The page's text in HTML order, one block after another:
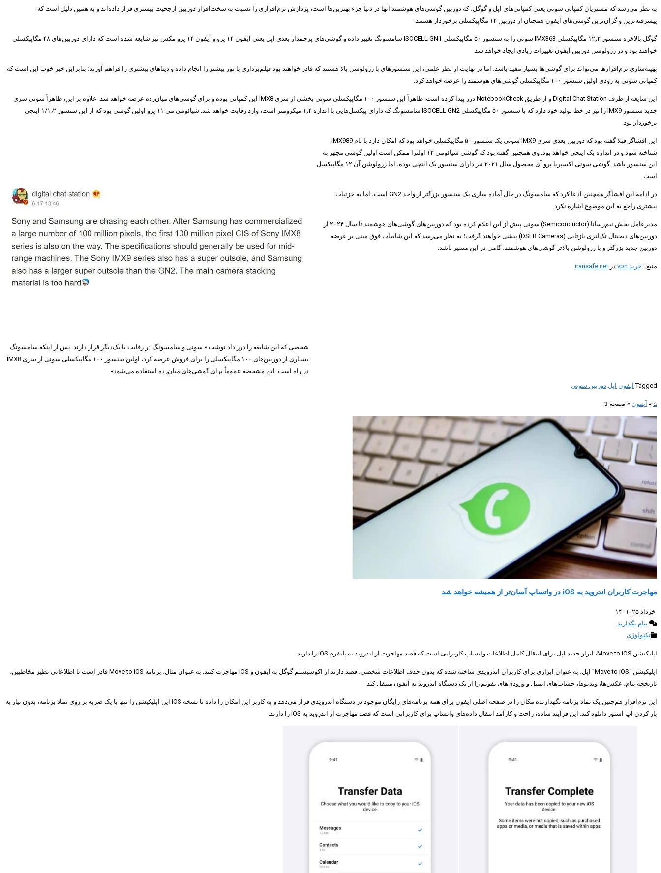
به نظر می‌رسد که مشتریان کمپانی سونی یعنی کمپانی‌های اپل و گوگل، که دوربین گوشی‌های هوشمند آنها در دنیا جزء بهترین‌ها است، پردازش نرم‌افزاری را نسبت به سخت‌افزار دوربین ارجحیت بیشتری قرار داده‌اند و به همین دلیل است که
پیشرفته‌ترین و گران‌ترین گوشی‌های آیفون همچنان از دوربین ۱۲ مگاپیکسلی برخوردار هستند.
گوگل بالاخره سنسور ۱۲٫۲ مگاپیکسلی IMX363 سونی را به سنسور ۵۰ مگاپیکسلی ISOCELL GN1 سامسونگ تغییر داده و گوشی‌های پرچمدار بعدی اپل یعنی آیفون ۱۴ پرو و آیفون ۱۴ پرو مکس نیز شایعه شده است که دارای دوربین‌های ۴۸ مگاپیکسلی
خواهند بود و در رزولوشن دوربین آیفون تغییرات زیادی ایجاد خواهد شد.
بهینه‌سازی نرم‌افزارها می‌تواند برای گوشی‌ها بسیار مفید باشد، اما در نهایت از نظر علمی، این سنسورهای با رزولوشن بالا هستند که قادر خواهند بود فیلم‌برداری با نور بیشتر را انجام داده و دیتاهای بیشتری را فراهم آورند؛ بنابراین خبر خوب این است که
کمپانی سونی به زودی اولین سنسور ۱۰۰ مگاپیکسلی گوشی‌های هوشمند را عرضه خواهد کرد.
این شایعه از طرف Digital Chat Station و از طریق NotebookCheck درز پیدا کرده است. ظاهراً این سنسور ۱۰۰ مگاپیکسلی سونی بخشی از سری IMX8 این کمپانی بوده و برای گوشی‌های میان‌رده عرضه خواهد شد. علاوه بر این، ظاهراً سونی سری
جدید سنسور IMX9 را نیز در خط تولید خود دارد که با سنسور ۵۰ مگاپیکسلی ISOCELL GN2 سامسونگ که دارای پیکسل‌هایی با اندازه ۱٫۴ میکرومتر است، وارد رقابت خواهد شد. شیائومی می ۱۱ پرو اولین گوشی بود که از این سنسور ۱/۱٫۲ اینچی
برخوردار بود.
شخصی که این شایعه را درز داد نوشت:« سونی و سامسونگ در رقابت با یک‌دیگر قرار دارند. پس از اینکه سامسونگ
بسیاری از دوربین‌های ۱۰۰ مگاپیکسلی را برای فروش عرضه کرد، اولین سنسور ۱۰۰ مگاپیکسلی سونی از سری IMX8
در راه است. این مشخصه عموماً برای گوشی‌های میان‌رده استفاده می‌شود»
این افشاگر قبلا گفته بود که دوربین بعدی سری IMX9 سونی یک سنسور ۵۰ مگاپیکسلی خواهد بود که امکان دارد با نام IMX989
شناخته شود و در اندازه یک اینچی خواهد بود. وی همچنین گفته بود که گوشی شیائومی ۱۲ اولترا ممکن است اولین گوشی مجهز به
این سنسور باشد. گوشی سونی اکسپریا پرو آی محصول سال ۲۰۲۱ نیز دارای سنسور یک اینچی بوده، اما رزولوشن آن ۱۲ مگاپیکسل
است.
در ادامه این افشاگر همچنین ادعا کرد که سامسونگ در حال آماده سازی یک سنسور بزرگتر از واحد GN2 است، اما به جزئیات
بیشتری راجع به این موضوع اشاره نکرد.
مدیرعامل بخش نیم‌رسانا (Semiconductor) سونی پیش از این اعلام کرده بود که دوربین‌های گوشی‌های هوشمند تا سال ۲۰۲۴ از
دوربین‌های دیجیتال تک‌لنزی بازتابی (DSLR Cameras) پیشی خواهند گرفت؛ به نظر می‌رسد که این شایعات فوق مبنی بر عرضه
دوربین‌ جدید بزرگتر و با رزولوشن بالاتر گوشی‌های هوشمند، گامی در این مسیر باشد.
منبع : خرید vpn در iransafe.net
Tagged آیفون اپل دوربین سونی
⌂
» آیفون » صفحه 3
مهاجرت کاربران اندروید به iOS در واتساپ آسان‌تر از همیشه خواهد شد
خرداد ۲۵, ۱۴۰۱
پیام بگذارید
تکنولوژی
اپلیکیشن Move to iOS، ابزار جدید اپل برای انتقال کامل اطلاعات واتساپ کاربرانی است که قصد مهاجرت از اندروید به پلتفرم iOS را دارند.
اپلیکیشن “Move to iOS” اپل، به عنوان ابزاری برای کاربران اندرویدی ساخته شده که بدون حذف اطلاعات شخصی، قصد دارند از اکوسیستم گوگل به آیفون و iOS مهاجرت کنند. به عنوان مثال، برنامه Move to iOS قادر است تا اطلاعاتی نظیر مخاطبین،
تاریخچه پیام، عکس‌ها، ویدیوها، حساب‌های ایمیل و ورودی‌های تقویم را از یک دستگاه اندروید به آیفون منتقل کند.
این نرم‌افزار هم‌چنین یک نماد برنامه نگهدارنده مکان را در صفحه اصلی آیفون برای همه برنامه‌های رایگان موجود در دستگاه اندرویدی قرار می‌دهد و به کاربر این امکان را داده تا نسخه iOS این اپلیکیشن را تنها با یک ضربه بر روی نماد برنامه، بدون نیاز به
باز کردن اپ استور دانلود کند. این فرآیند ساده، راحت و کارآمد انتقال داده‌های واتساپ برای کاربرانی است که قصد مهاجرت از اندروید به iOS را دارند.